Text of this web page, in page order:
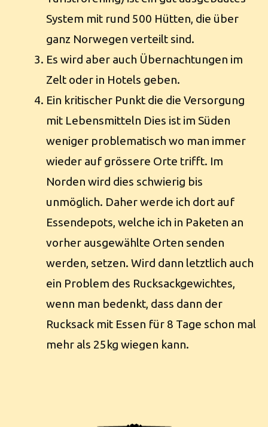
System mit rund 500 Hütten, die über
ganz Norwegen verteilt sind.
Es wird aber auch Übernachtungen im
Zelt oder in Hotels geben.
Ein kritischer Punkt die die Versorgung
mit Lebensmitteln Dies ist im Süden
weniger problematisch wo man immer
wieder auf grössere Orte trifft. Im
Norden wird dies schwierig bis
unmöglich. Daher werde ich dort auf
Essendepots, welche ich in Paketen an
vorher ausgewählte Orten senden
werden, setzen. Wird dann letztlich auch
ein Problem des Rucksackgewichtes,
wenn man bedenkt, dass dann der
Rucksack mit Essen für 8 Tage schon mal
mehr als 25kg wiegen kann.